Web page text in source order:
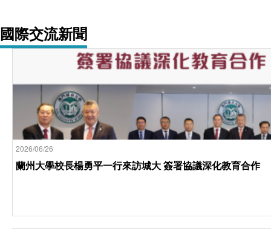
國際交流新聞
2026/06/26
蘭州大學校長楊勇平一行來訪城大 簽署協議深化教育合作